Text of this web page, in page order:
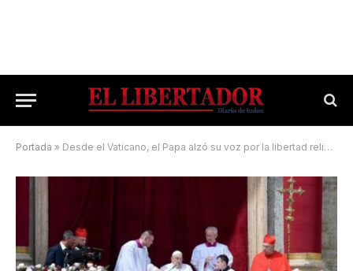
Portada » Desde el Vaticano, el Papa alzó su voz por la libertad religiosa y la paz en Pascua